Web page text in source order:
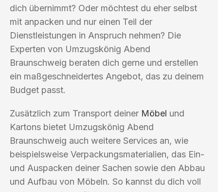
dich übernimmt? Oder möchtest du eher selbst
mit anpacken und nur einen Teil der
Dienstleistungen in Anspruch nehmen? Die
Experten von Umzugskönig Abend
Braunschweig beraten dich gerne und erstellen
ein maßgeschneidertes Angebot, das zu deinem
Budget passt.
Zusätzlich zum Transport deiner Möbel und
Kartons bietet Umzugskönig Abend
Braunschweig auch weitere Services an, wie
beispielsweise Verpackungsmaterialien, das Ein-
und Auspacken deiner Sachen sowie den Abbau
und Aufbau von Möbeln. So kannst du dich voll